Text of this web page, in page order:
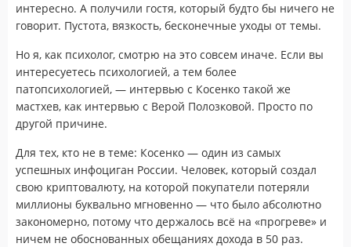
интересно. А получили гостя, который будто бы ничего не
говорит. Пустота, вязкость, бесконечные уходы от темы.
Но я, как психолог, смотрю на это совсем иначе. Если вы
интересуетесь психологией, а тем более
патопсихологией, — интервью с Косенко такой же
мастхев, как интервью с Верой Полозковой. Просто по
другой причине.
Для тех, кто не в теме: Косенко — один из самых
успешных инфоциган России. Человек, который создал
свою криптовалюту, на которой покупатели потеряли
миллионы буквально мгновенно — что было абсолютно
закономерно, потому что держалось всё на «прогреве» и
ничем не обоснованных обещаниях дохода в 50 раз.